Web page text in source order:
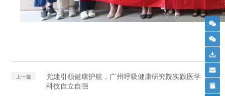
上一篇
党建引领健康护航，广州呼吸健康研究院实践医学
科技自立自强